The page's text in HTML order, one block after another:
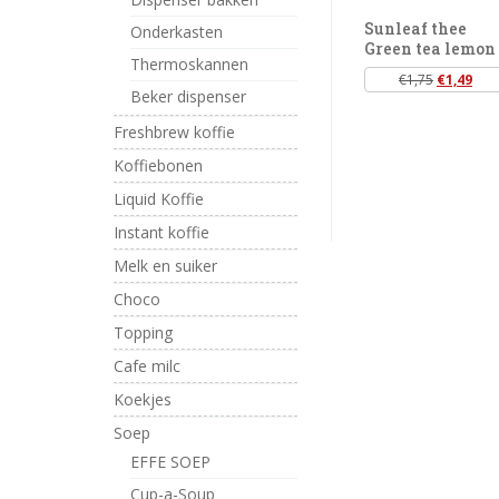
Sunleaf thee
Green tea lemon
€1,75 €1,49
Onderkasten
Thermoskannen
Beker dispenser
Freshbrew koffie
Koffiebonen
Liquid Koffie
Instant koffie
Melk en suiker
Choco
Topping
Cafe milc
Koekjes
Soep
EFFE SOEP
Cup-a-Soup